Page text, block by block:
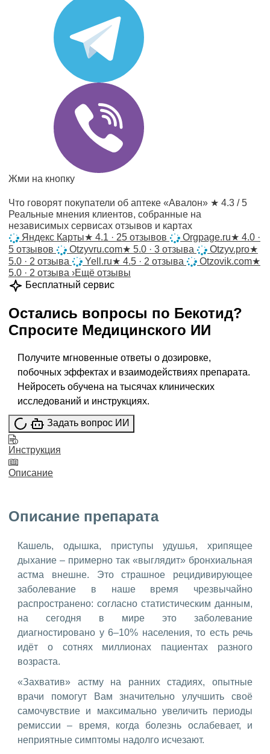
Жми на кнопку
Что говорят покупатели об аптеке «Авалон» ★ 4.3 / 5
Реальные мнения клиентов, собранные на
независимых сервисах отзывов и картах
Яндекс Карты★ 4.1 · 25 отзывов Orgpage.ru★ 4.0 ·
5 отзывов
Otzyvru.com★ 5.0 · 3 отзыва Otzyv.pro★
5.0 · 2 отзыва
Yell.ru★ 4.5 · 2 отзыва Otzovik.com★
5.0 · 2 отзыва ›Ещё отзывы
Бесплатный сервис
Остались вопросы по Бекотид?
Спросите Медицинского ИИ
Получите мгновенные ответы о дозировке,
побочных эффектах и взаимодействиях препарата.
Нейросеть обучена на тысячах клинических
исследований и инструкциях.
Задать вопрос ИИ
Инструкция
Описание
Описание препарата
Кашель, одышка, приступы удушья, хрипящее
дыхание – примерно так «выглядит» бронхиальная
астма внешне. Это страшное рецидивирующее
заболевание в наше время чрезвычайно
распространено: согласно статистическим данным,
на сегодня в мире это заболевание
диагностировано у 6–10% населения, то есть речь
идёт о сотнях миллионах пациентах разного
возраста.
«Захватив» астму на ранних стадиях, опытные
врачи помогут Вам значительно улучшить своё
самочувствие и максимально увеличить периоды
ремиссии – время, когда болезнь ослабевает, и
неприятные симптомы надолго исчезают.